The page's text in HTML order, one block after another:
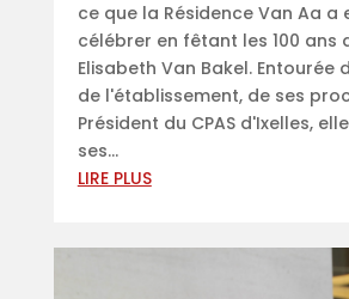
ce que la Résidence Van Aa a
célébrer en fêtant les 100 ans
Elisabeth Van Bakel. Entourée
de l'établissement, de ses
Président du CPAS d'Ixelles,
ses...
LIRE PLUS